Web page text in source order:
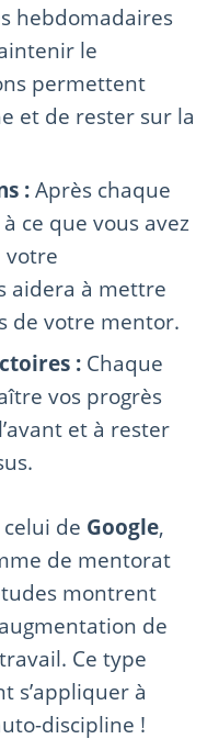
hebdomadaires
le
permettent
et de rester sur la
:Après chaque
ce que vous avez
votre
aidera à mettre
de votre mentor.
: Chaque
vos progrès
et à rester
de Google,
de mentorat
montrent
de
Ce type
s’appliquer à
discipline !